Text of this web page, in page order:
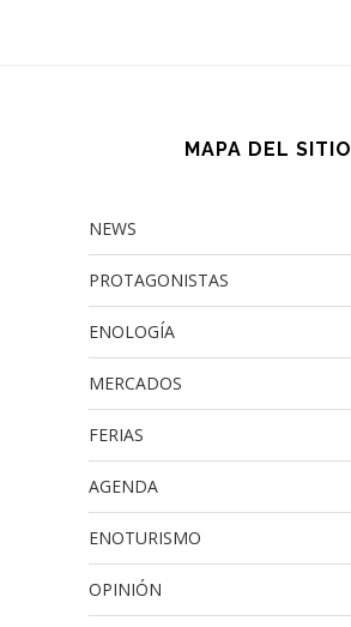
MAPA DEL SITIO
NEWS
PROTAGONISTAS
ENOLOGÍA
MERCADOS
FERIAS
AGENDA
ENOTURISMO
OPINIÓN